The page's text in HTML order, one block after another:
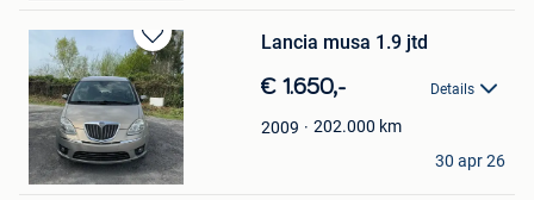
Bewaren
in
Mijn
Favorieten
Lancia musa 1.9 jtd
€ 1.650,- Details
2009 202.000 km
nino
Mons
30 apr 26